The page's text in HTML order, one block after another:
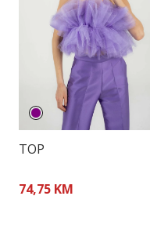
TOP
74,75 KM